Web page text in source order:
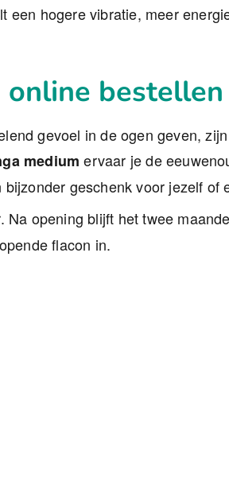
een hogere vibratie, meer
bestellen
gevoel in de ogen geven,
medium ervaar je de
geschenk voor jezelf of
Na opening blijft het twee
flacon in.